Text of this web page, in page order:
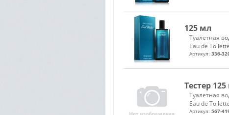
125 мл
Туалетная
Eau de Toilette
Артикул: 336-
Тестер
Туалетная
Eau de Toilette
Артикул: 567-